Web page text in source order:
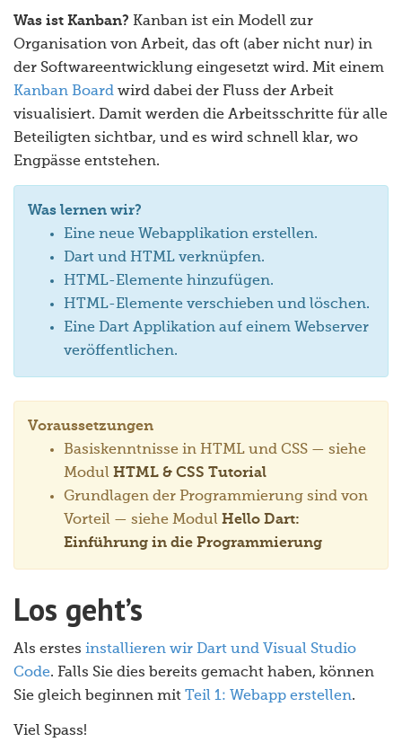
Was ist Kanban? Kanban ist ein Modell zur
Organisation von Arbeit, das oft (aber nicht nur) in
der Softwareentwicklung eingesetzt wird. Mit einem
Kanban Board wird dabei der Fluss der Arbeit
visualisiert. Damit werden die Arbeitsschritte für alle
Beteiligten sichtbar, und es wird schnell klar, wo
Engpässe entstehen.
Was lernen wir?
Eine neue Webapplikation erstellen.
Dart und HTML verknüpfen.
HTML-Elemente hinzufügen.
HTML-Elemente verschieben und löschen.
Eine Dart Applikation auf einem Webserver
veröffentlichen.
Voraussetzungen
Basiskenntnisse in HTML und CSS — siehe
Modul HTML & CSS Tutorial
Grundlagen der Programmierung sind von
Vorteil — siehe Modul Hello Dart:
Einführung in die Programmierung
Los geht’s
Als erstes installieren wir Dart und Visual Studio
Code. Falls Sie dies bereits gemacht haben, können
Sie gleich beginnen mit Teil 1: Webapp erstellen.
Viel Spass!